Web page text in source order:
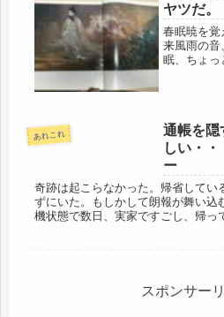
ヤツだ。
春眠暁を覚
来風雨の音
眠、ちょっ
治...
あれこれ
通帳を隠
しい・
ー
奇跡は起こらなかった。帰省してい
ずにいた。もしかして朗報が舞い込
機状態で数日、実家ですごし、帰っ
スポンサー